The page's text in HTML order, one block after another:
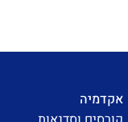
אקדמיה